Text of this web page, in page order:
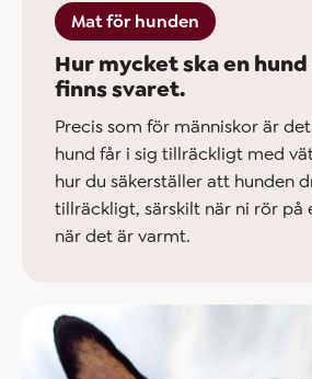
Mat för hunden
Hur mycket ska en
finns svaret.
Precis som för människor är
hund får i sig tillräckligt med
hur du säkerställer att hunden
tillräckligt, särskilt när ni rör på
när det är varmt.